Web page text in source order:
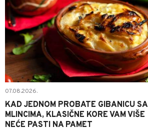
07.08.2026.
KAD JEDNOM PROBATE GIBANICU SA
MLINCIMA, KLASIČNE KORE VAM VIŠE
NEĆE PASTI NA PAMET